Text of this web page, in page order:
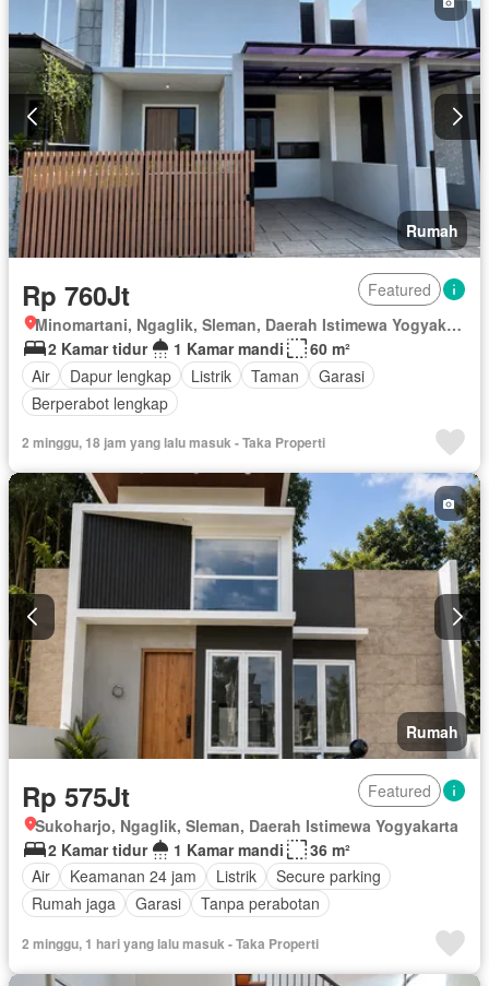
Rumah
Rp 760Jt
Featured
Minomartani, Ngaglik, Sleman, Daerah Istimewa Yogyakarta
2 Kamar tidur
1 Kamar mandi
60 m²
Air
Dapur lengkap Listrik Taman
Garasi
Berperabot lengkap
2 minggu, 18 jam yang lalu masuk - Taka Properti
Rumah
Rp 575Jt
Featured
Sukoharjo, Ngaglik, Sleman, Daerah Istimewa Yogyakarta
2 Kamar tidur
1 Kamar mandi
36 m²
Air
Keamanan 24 jam Listrik
Secure parking
Rumah jaga
Garasi Tanpa perabotan
2 minggu, 1 hari yang lalu masuk - Taka Properti